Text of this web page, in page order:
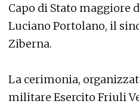
Capo di Stato maggiore
Luciano Portolano, il
Ziberna.
La cerimonia,
militare Esercito Friuli